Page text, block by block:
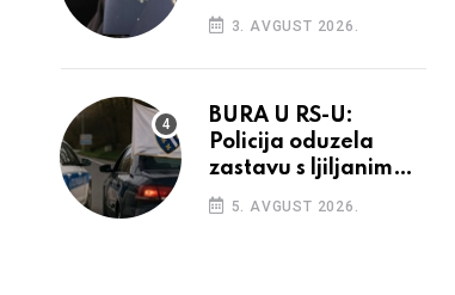
3. AVGUST 2026.
BURA U RS-U:
Policija oduzela
zastavu s ljiljanima,
uručila prekršajni
nalog
5. AVGUST 2026.